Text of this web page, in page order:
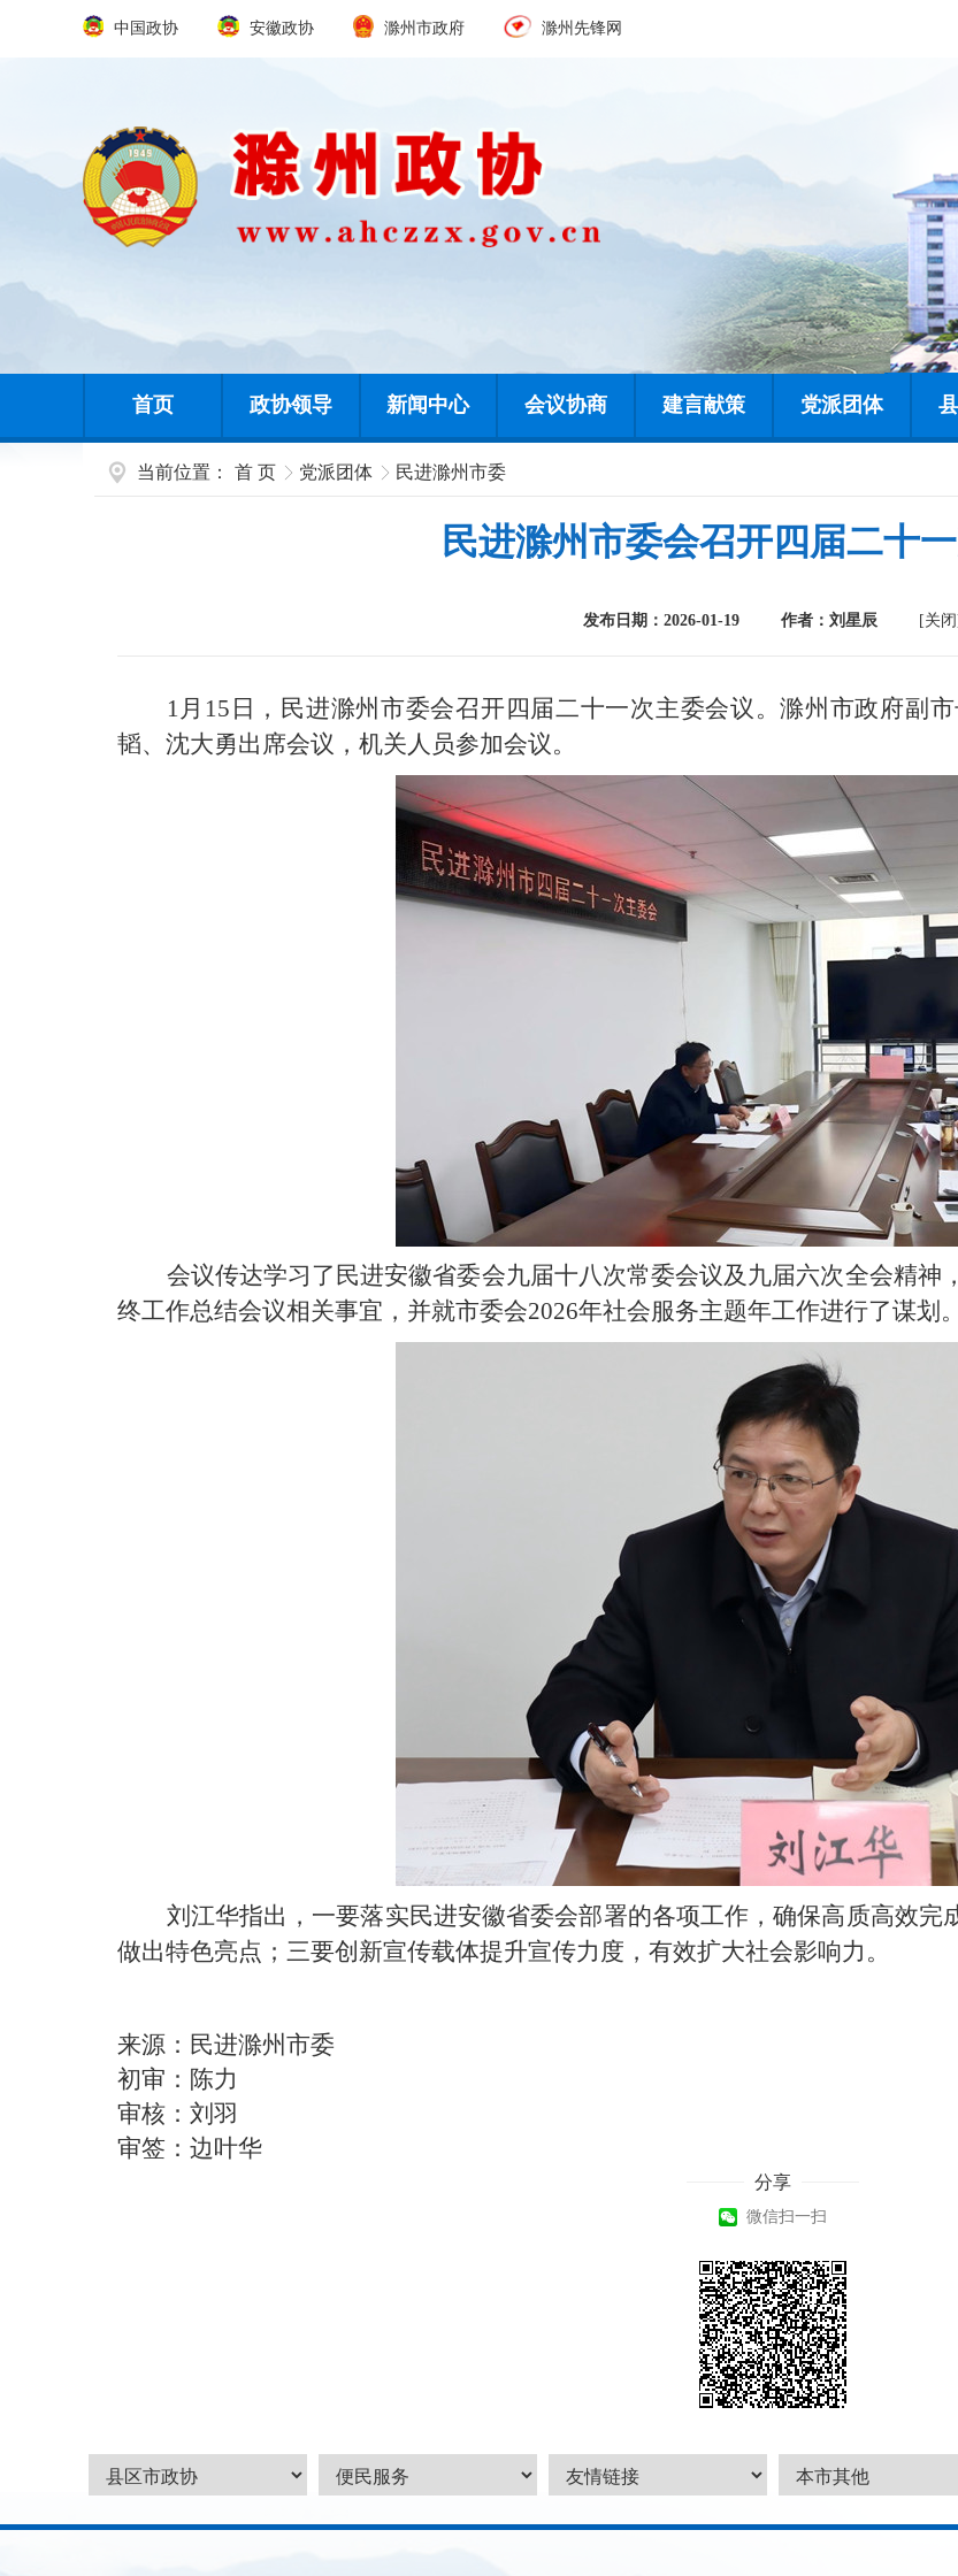
中国政协 安徽政协 滁州市政府 滁州先锋网
首页 政协领导 新闻中心 会议协商 建言献策 党派团体
当前位置： 首 页 党派团体 民进滁州市委
民进滁州市委会召开四届二十
发布日期：2026-01-19 作者：刘星辰 [关
1月15日，民进滁州市委会召开四届二十一次主委会议。滁州市政府副
韬、沈大勇出席会议，机关人员参加会议。
会议传达学习了民进安徽省委会九届十八次常委会议及九届六次全会精神
终工作总结会议相关事宜，并就市委会2026年社会服务主题年工作进行了谋划。
刘江华指出，一要落实民进安徽省委会部署的各项工作，确保高质高效
做出特色亮点；三要创新宣传载体提升宣传力度，有效扩大社会影响力。
来源：民进滁州市委
初审：陈力
审核：刘羽
审签：边叶华
分享
微信扫一扫